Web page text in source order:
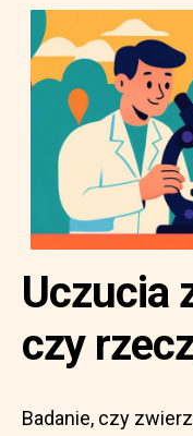
Uczucia
czy
Badanie, czy